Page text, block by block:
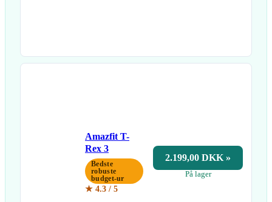
Amazfit T-
Rex 3
Bedste
robuste
budget-ur
★ 4.3 / 5
2.199,00 DKK »
På lager